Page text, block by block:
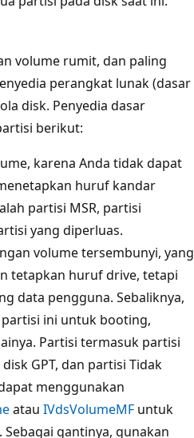
volume rumit, dan paling
perangkat lunak (dasar
disk. Penyedia dasar
berikut:
karena Anda tidak dapat
huruf kandar
partisi MSR, partisi
yang diperluas.
volume tersembunyi, yang
tetapkan huruf drive, tetapi
data pengguna. Sebaliknya,
ini untuk booting,
Partisi termasuk partisi
GPT, dan partisi Tidak
menggunakan
atau IVdsVolumeMF untuk
gantinya, gunakan